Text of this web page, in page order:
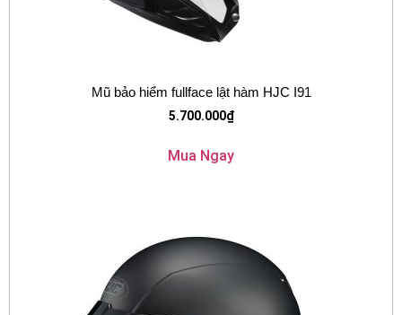
Mũ bảo hiểm fullface lật hàm HJC I91
5.700.000₫
Mua Ngay